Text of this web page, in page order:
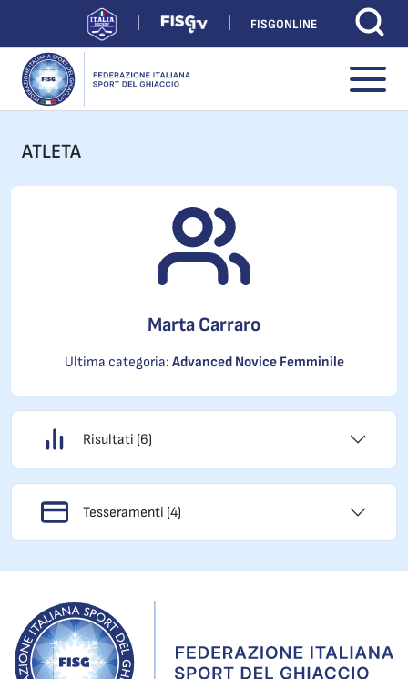
FISGONLINE
ATLETA
Marta Carraro
Ultima categoria: Advanced Novice Femminile
Risultati (6)
Tesseramenti (4)